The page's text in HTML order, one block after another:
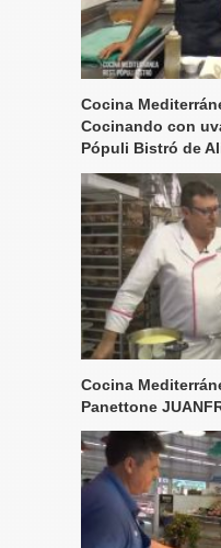
Cocina
Cocinando con
Pópuli Bistró de
Cocina
Panettone